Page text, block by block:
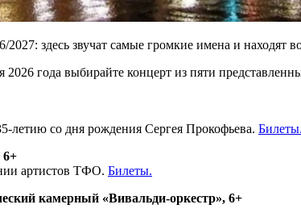
здесь звучат самые громкие имена и
года выбирайте концерт из пяти
со дня рождения Сергея Прокофьева. Билеты.
6+
артистов ТФО. Билеты.
камерный «Вивальди-оркестр», 6+